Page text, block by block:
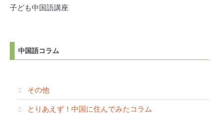
子ども中国語講座
中国語コラム
その他
とりあえず！中国に住んでみたコラム